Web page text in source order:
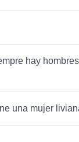
hay
una mujer